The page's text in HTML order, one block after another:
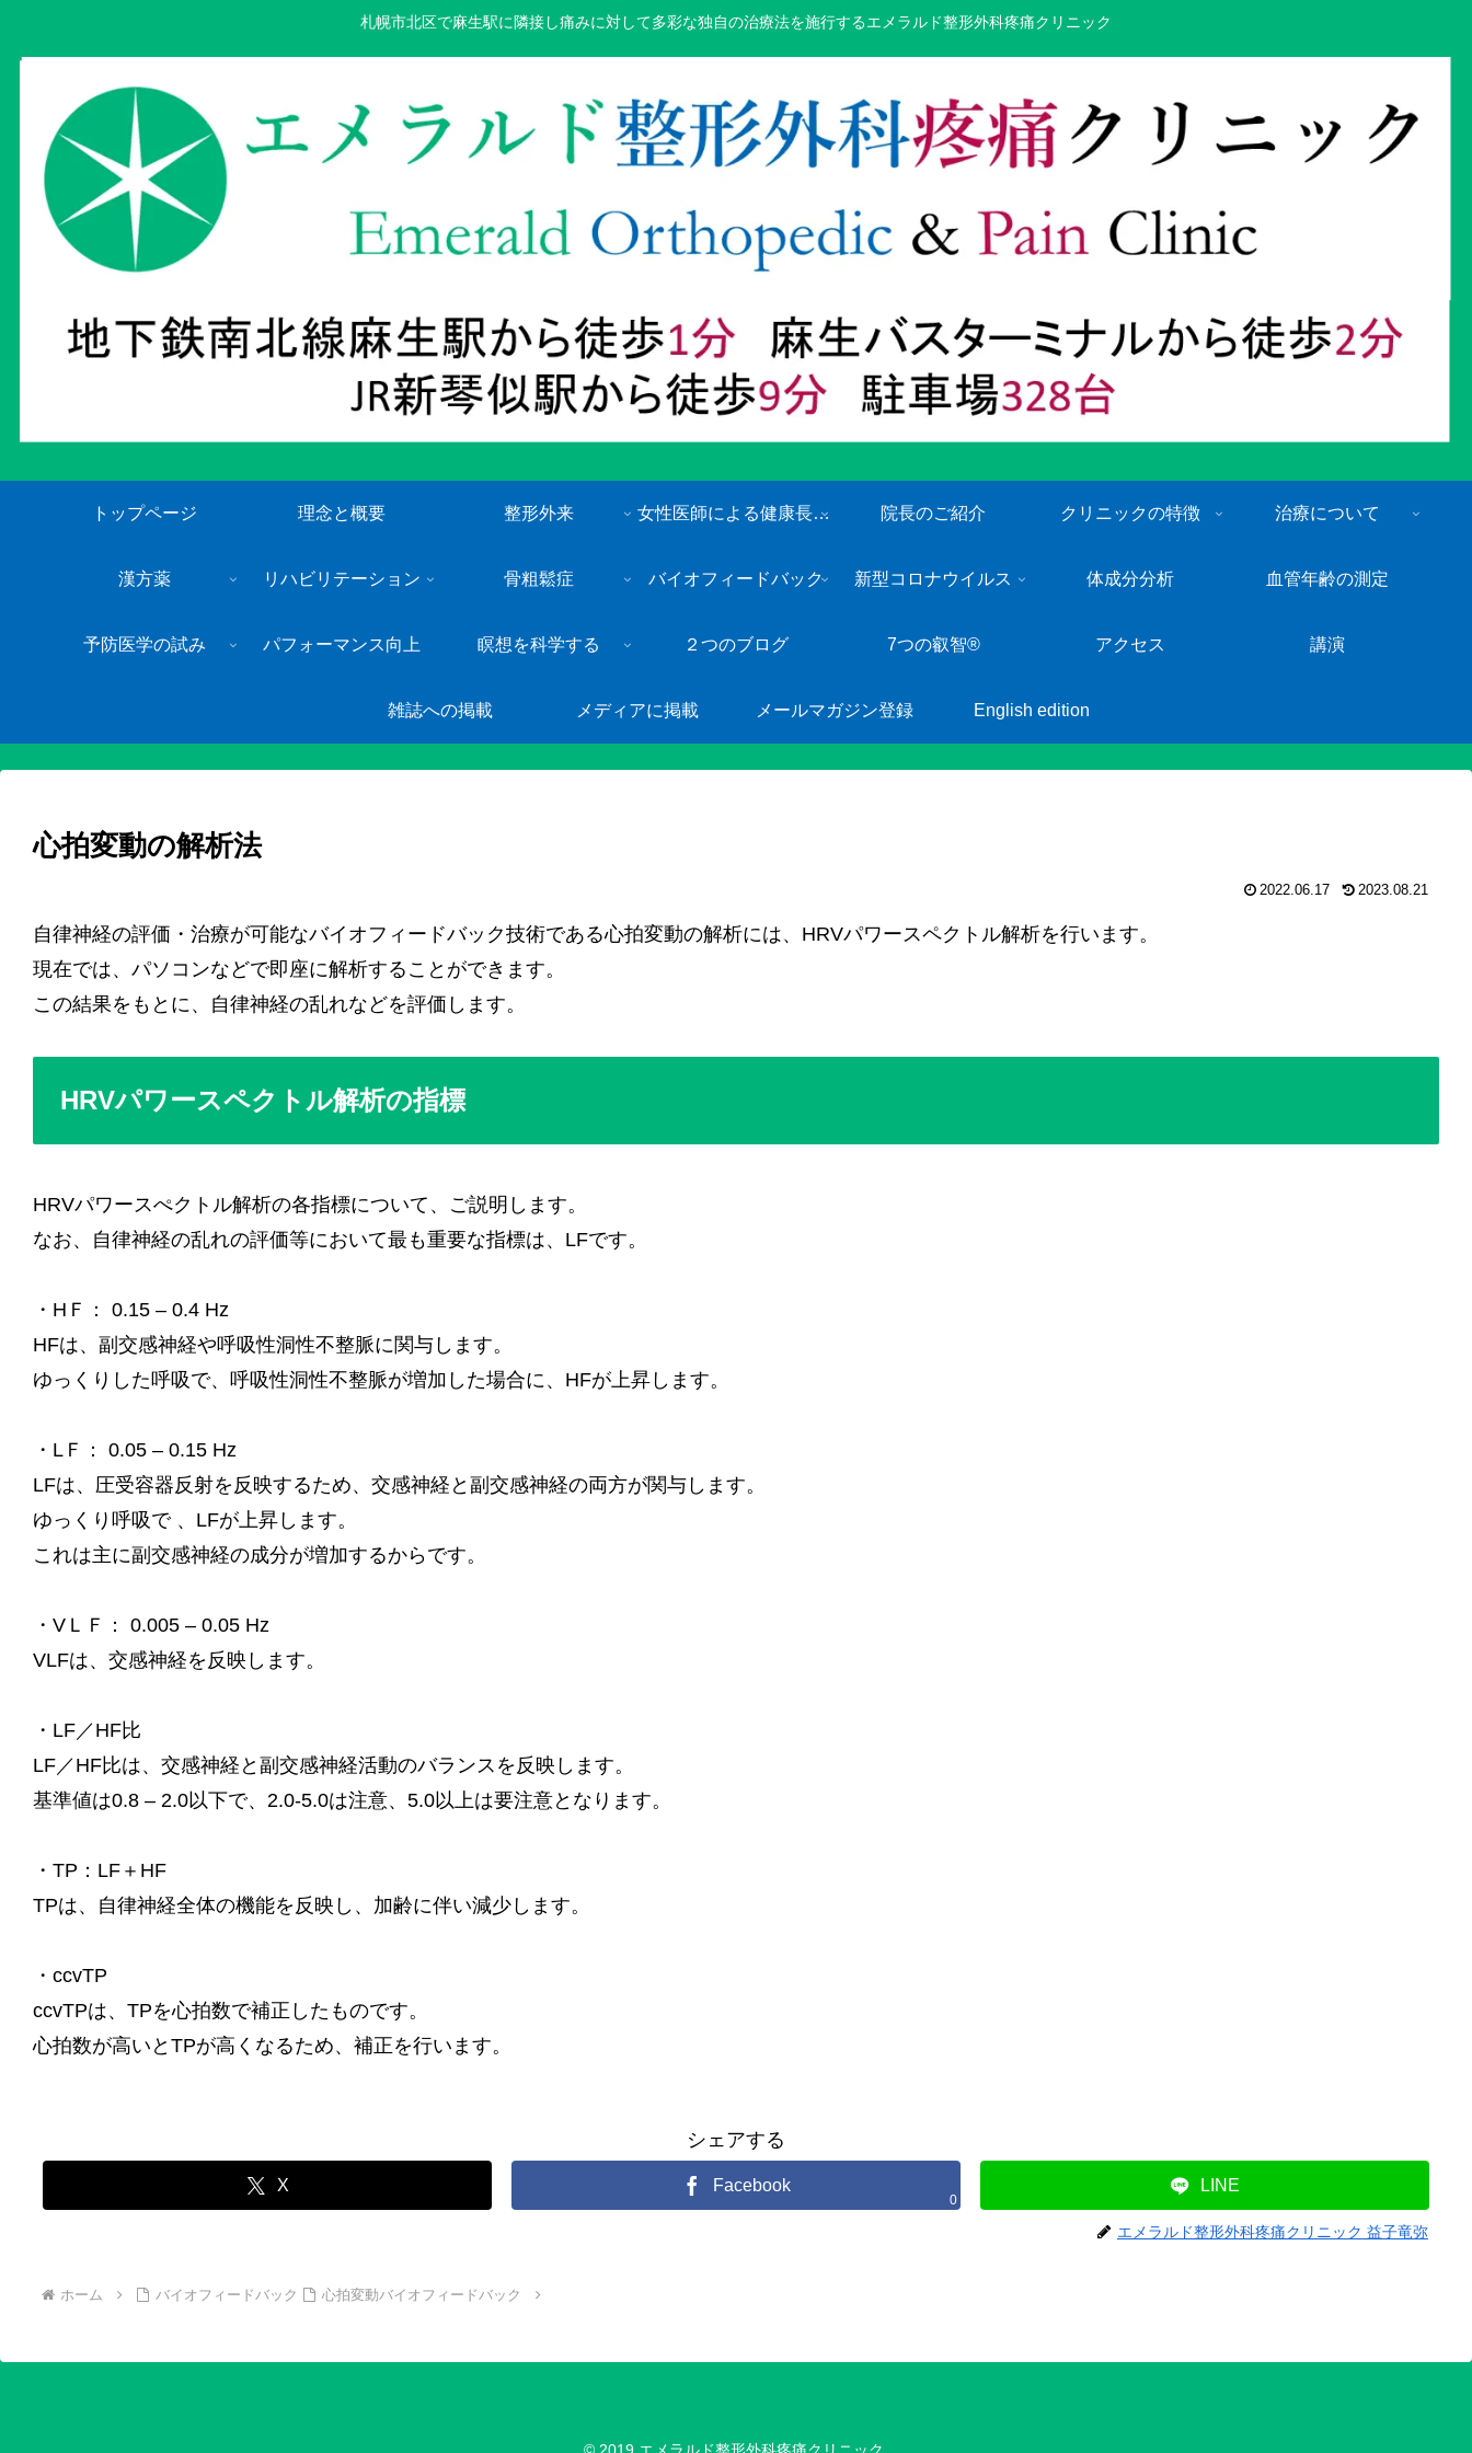
札幌市北区で麻生駅に隣接し痛みに対して多彩な独自の治療法を施行するエメラルド整形外科疼痛クリニック
トップページ 理念と概要 整形外来 女性医師による健康長寿・総合内科外来 院長のご紹介 クリニックの特徴 治療について
漢方薬 リハビリテーション 骨粗鬆症 バイオフィードバック 新型コロナウイルス 体成分分析 血管年齢の測定
予防医学の試み パフォーマンス向上 瞑想を科学する ２つのブログ 7つの叡智® アクセス 講演
雑誌への掲載 メディアに掲載 メールマガジン登録 English edition
心拍変動の解析法
2022.06.17 2023.08.21
自律神経の評価・治療が可能なバイオフィードバック技術である心拍変動の解析には、HRVパワースペクトル解析を行います。
現在では、パソコンなどで即座に解析することができます。
この結果をもとに、自律神経の乱れなどを評価します。
HRVパワースペクトル解析の指標
HRVパワースぺクトル解析の各指標について、ご説明します。
なお、自律神経の乱れの評価等において最も重要な指標は、LFです。
・HＦ： 0.15 – 0.4 Hz
HFは、副交感神経や呼吸性洞性不整脈に関与します。
ゆっくりした呼吸で、呼吸性洞性不整脈が増加した場合に、HFが上昇します。
・LＦ： 0.05 – 0.15 Hz
LFは、圧受容器反射を反映するため、交感神経と副交感神経の両方が関与します。
ゆっくり呼吸で 、LFが上昇します。
これは主に副交感神経の成分が増加するからです。
・VＬＦ： 0.005 – 0.05 Hz
VLFは、交感神経を反映します。
・LF／HF比
LF／HF比は、交感神経と副交感神経活動のバランスを反映します。
基準値は0.8 – 2.0以下で、2.0-5.0は注意、5.0以上は要注意となります。
・TP：LF＋HF
TPは、自律神経全体の機能を反映し、加齢に伴い減少します。
・ccvTP
ccvTPは、TPを心拍数で補正したものです。
心拍数が高いとTPが高くなるため、補正を行います。
シェアする
X Facebook
0
LINE
エメラルド整形外科疼痛クリニック 益子竜弥
ホーム バイオフィードバック 心拍変動バイオフィードバック
© 2019 エメラルド整形外科疼痛クリニック.